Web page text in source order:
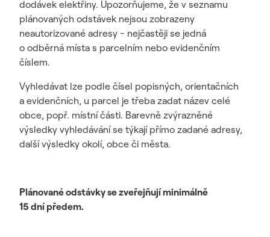
dodávek elektřiny. Upozorňujeme, že v seznamu
plánovaných odstávek nejsou zobrazeny
neautorizované adresy - nejčastěji se jedná
o odběrná místa s parcelním nebo evidenčním
číslem.
Vyhledávat lze podle čísel popisných, orientačních
a evidenčních, u parcel je třeba zadat název celé
obce, popř. místní části. Barevně zvýrazněné
výsledky vyhledávání se týkají přímo zadané adresy,
další výsledky okolí, obce či města.
Plánované odstávky se zveřejňují minimálně
15 dní předem.